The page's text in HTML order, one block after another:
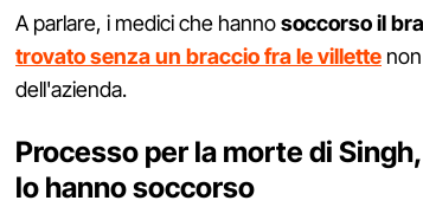
A parlare, i medici che hannosoccorso il
trovato senza un braccio fra le villette
dell'azienda.
Processo per la morte di
lo hanno soccorso